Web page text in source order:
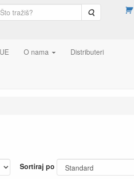
Pretraga
O nama Distributeri
Sortiraj po